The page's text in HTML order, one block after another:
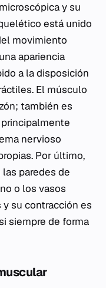
y su
está unido
movimiento
apariencia
a la disposición
El músculo
también es
nervioso
Por último,
paredes de
o los vasos
su contracción es
siempre de forma